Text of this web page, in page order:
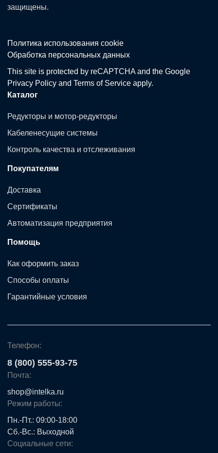
защищены.
Политика использования сookie
Обработка персональных данных
This site is protected by reCAPTCHA and the Google
Privacy Policy and Terms of Service apply.
Каталог
Редукторы и мотор-редукторы
Кабеленесущие системы
Контроль качества и отслеживания
Покупателям
Доставка
Сертификаты
Автоматизация предприятия
Помощь
Как оформить заказ
Способы оплаты
Гарантийные условия
Телефон:
8 (800) 555-93-75
Почта:
shop@intelka.ru
Режим работы:
Пн.-Пт.: 09:00-18:00
Сб.-Вс.: Выходной
Социальные сети: